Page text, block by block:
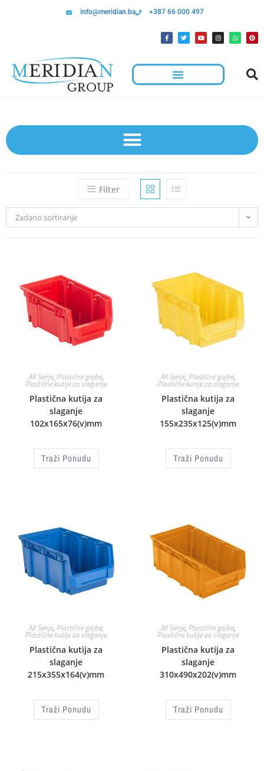
info@meridian.ba +387 66 000 497
Filter
Zadano sortiranje
AX Serije, Plastične gajbe,
Plastične kutije za slaganje
Plastična kutija za
slaganje
102x165x76(v)mm
Traži Ponudu
AX Serije, Plastične gajbe,
Plastične kutije za slaganje
Plastična kutija za
slaganje
155x235x125(v)mm
Traži Ponudu
AX Serije, Plastične gajbe,
Plastične kutije za slaganje
Plastična kutija za
slaganje
215x355x164(v)mm
Traži Ponudu
AX Serije, Plastične gajbe,
Plastične kutije za slaganje
Plastična kutija za
slaganje
310x490x202(v)mm
Traži Ponudu